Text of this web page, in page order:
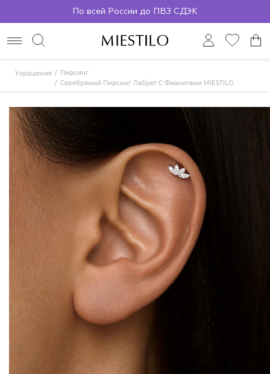
По всей России до ПВЗ СДЭК
Украшения
Пирсинг
Серебряный Пирсинг Лабрет С Фианитами MIESTILO